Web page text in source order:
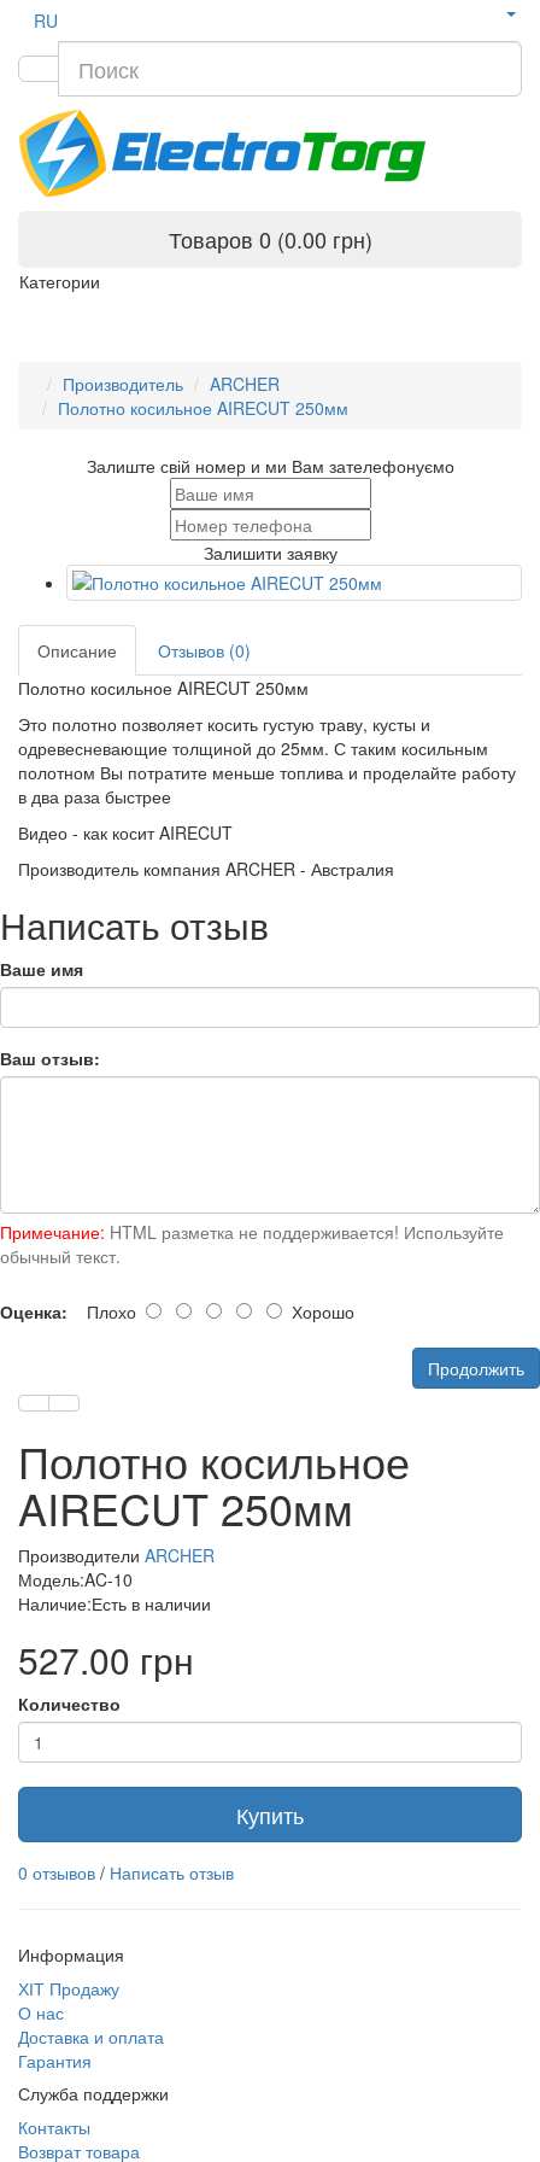
RU
Товаров 0 (0.00 грн)
Категории
Производитель
ARCHER
Полотно косильное AIRECUT 250мм
Залиште свій номер и ми Вам зателефонуємо
Залишити заявку
Описание
Отзывов (0)
Полотно косильное AIRECUT 250мм
Это полотно позволяет косить густую траву, кусты и
одревесневающие толщиной до 25мм. С таким косильным
полотном Вы потратите меньше топлива и проделайте работу
в два раза быстрее
Видео - как косит AIRECUT
Производитель компания ARCHER - Австралия
Написать отзыв
Ваше имя
Ваш отзыв:
Примечание: HTML разметка не поддерживается! Используйте
обычный текст.
Оценка: Плохо Хорошо
Продолжить
Полотно косильное
AIRECUT 250мм
Производители ARCHER
Модель:AC-10
Наличие:Есть в наличии
527.00 грн
Количество
Купить
0 отзывов / Написать отзыв
Информация
ХІТ Продажу
О нас
Доставка и оплата
Гарантия
Служба поддержки
Контакты
Возврат товара